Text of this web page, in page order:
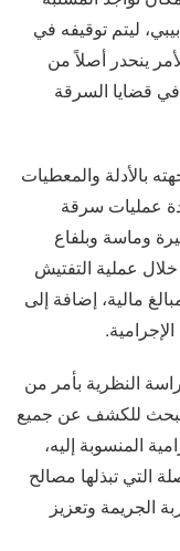
ليتم توقيفه في
ينحدر أصلاً من
قضايا السرقة
بالأدلة والمعطيات
عمليات سرقة
وماسة وبلفاع
عملية التفتيش
مالية، إضافة إلى
النظرية بأمر من
البحث للكشف عن جميع
المنسوبة إليه،
التي تبذلها مصالح
الجريمة وتعزيز